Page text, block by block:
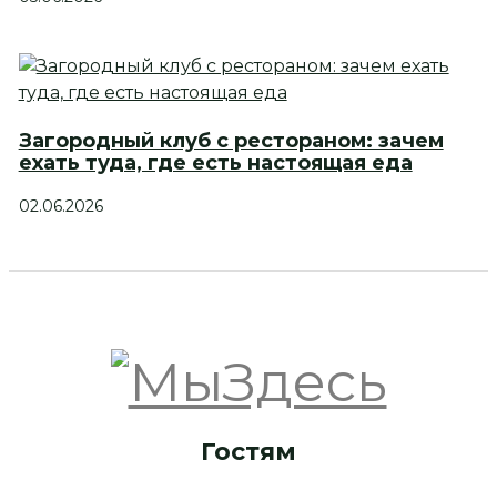
Загородный клуб с рестораном: зачем
ехать туда, где есть настоящая еда
02.06.2026
Гостям